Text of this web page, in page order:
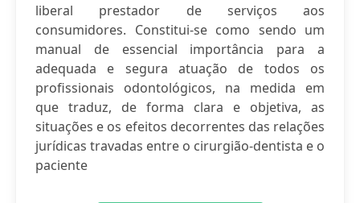
liberal prestador de serviços aos
consumidores. Constitui-se como sendo um
manual de essencial importância para a
adequada e segura atuação de todos os
profissionais odontológicos, na medida em
que traduz, de forma clara e objetiva, as
situações e os efeitos decorrentes das relações
jurídicas travadas entre o cirurgião-dentista e o
paciente